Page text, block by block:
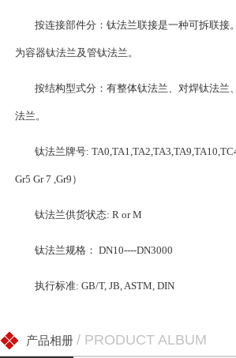
按连接部件分：钛法兰联接是一种可拆联接
为容器钛法兰及管钛法兰。
按结构型式分：有整体钛法兰、对焊钛法兰
法兰。
钛法兰牌号:
Gr5 Gr 7 ,Gr9）
钛法兰供货状态: R or M
钛法兰规格： DN10----DN3000
执行标准: GB/T, JB, ASTM, DIN
产品相册 / PRODUCT ALBUM